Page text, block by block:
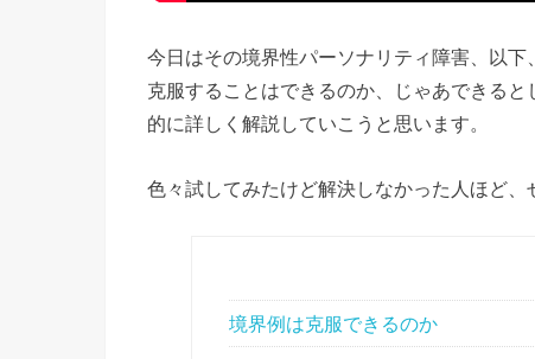
今日はその境界性パーソナリティ障害、以下、
克服することはできるのか、じゃあできる
的に詳しく解説していこうと思います。
色々試してみたけど解決しなかった人ほど、
境界例は克服できるのか